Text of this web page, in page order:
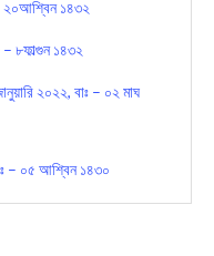
২০আশ্বিন ১৪৩২
৮ফাল্গুন ১৪৩২
২০২২, বাঃ – ০২ মাঘ
– ০৫ আশ্বিন ১৪৩০